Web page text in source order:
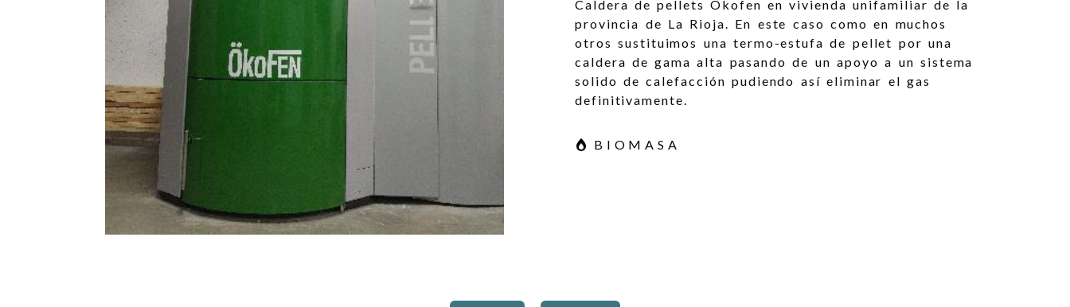
Caldera de pellets Okofen en vivienda unifamiliar de la
provincia de La Rioja. En este caso como en muchos
otros sustituimos una termo-estufa de pellet por una
caldera de gama alta pasando de un apoyo a un sistema
solido de calefacción pudiendo así eliminar el gas
definitivamente.
BIOMASA